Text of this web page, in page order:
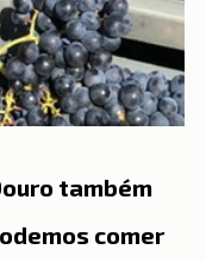
também
comer